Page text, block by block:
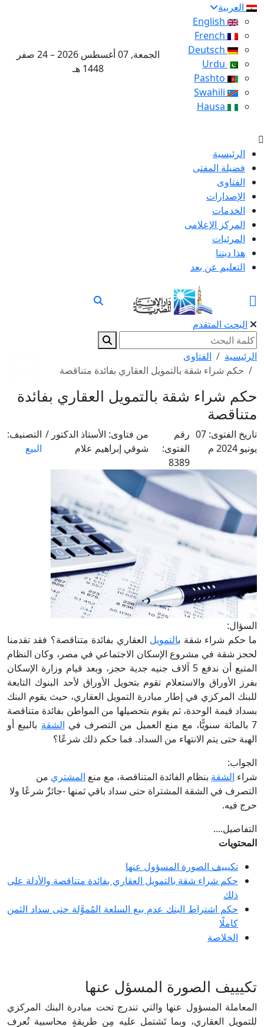
العربية
الجمعة, 07 أغسطس 2026 – 24 صفر
1448 هـ
الرئيسية
فضيلة المفتى
الفتاوى
الإصدارات
الخدمات
المركز الإعلامى
المرئيات
هذا ديننا
التعليم عن بعد
البحث المتقدم
الرئيسية
الفتاوى
حكم شراء شقة بالتمويل العقاري بفائدة متناقصة
حكم شراء شقة بالتمويل العقاري بفائدة
متناقصة
تاريخ الفتوى: 07
يونيو 2024 م
رقم
الفتوى:
8389
من فتاوى: الأستاذ الدكتور /
شوقي إبراهيم علام
التصنيف:
البيع
السؤال:
ما حكم شراء شقة بالتمويل العقاري بفائدة متناقصة؟ فقد تقدمنا
لحجز شقة في مشروع الإسكان الاجتماعي في مصر، وكان النظام
المتبع أن ندفع 5 آلاف جنيه جدية حجز، وبعد قيام وزارة الإسكان
بفرز الأوراق والاستعلام تقوم بتحويل الأوراق لأحد البنوك التابعة
للبنك المركزي في إطار مبادرة التمويل العقاري، حيث يقوم البنك
بسداد قيمة الوحدة، ثم يقوم بتحصيلها من المواطن بفائدة متناقصة
7 بالمائة سنويًّا، مع منع العميل من التصرف في
الشقة بالبيع أو
الهبة حتى يتم الانتهاء من السداد. فما حكم ذلك شرعًا؟
الجواب:
شراء الشقة بنظام الفائدة المتناقصة، مع منع المشتري من
التصرف في الشقة المشتراة حتى سداد باقي ثمنها -جائزٌ شرعًا ولا
حرج فيه.
التفاصيل....
المحتويات
تكيييف الصورة المسؤول عنها
حكم شراء شقة بالتمويل العقاري بفائدة متناقصة والأدلة على
ذلك
حكم اشتراط البنك عدم بيع السلعة المُموَّلة حتى سداد الثمن
كاملًا
الخلاصة
تكيييف الصورة المسؤل عنها
المعاملة المسؤول عنها والتي تندرج تحت مبادرة البنك المركزي
للتمويل العقاري، وبما تَشتمل عليه مِن طريقةٍ محاسبية تُعرف